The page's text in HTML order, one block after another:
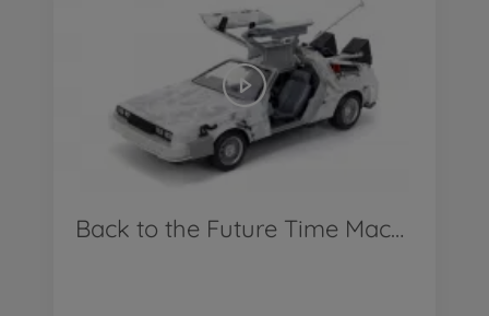
Back to the Future Time Machine R1 1:24 - Produkt Video